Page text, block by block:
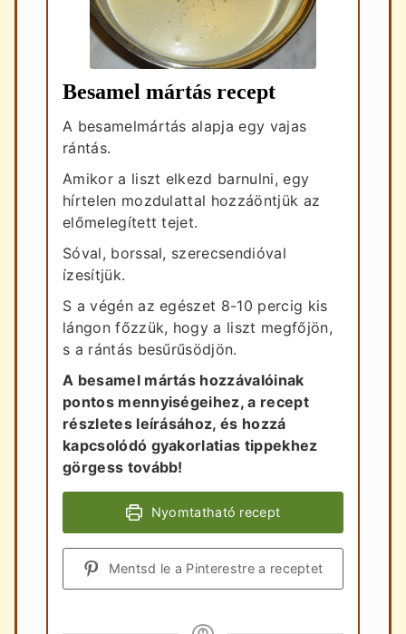
Besamel mártás recept
A besamelmártás alapja egy vajas
rántás.
Amikor a liszt elkezd barnulni, egy
hírtelen mozdulattal hozzáöntjük az
előmelegített tejet.
Sóval, borssal, szerecsendióval
ízesítjük.
S a végén az egészet 8-10 percig kis
lángon főzzük, hogy a liszt megfőjön,
s a rántás besűrűsödjön.
A besamel mártás hozzávalóinak
pontos mennyiségeihez, a recept
részletes leírásához, és hozzá
kapcsolódó gyakorlatias tippekhez
görgess tovább!
Nyomtatható recept
Mentsd le a Pinterestre a receptet